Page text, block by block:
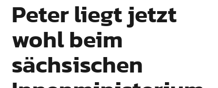
Peter liegt jetzt
wohl beim
sächsischen